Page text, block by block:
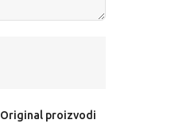
Original proizvodi